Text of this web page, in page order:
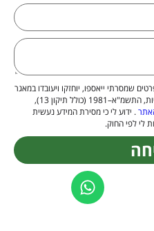
שמסרתי ייאספו, יוחזקו ויעובדו במאגר
מידע בהתאם להוראות חוק הגנת הפרטיות, התשמ"א–1981 (כולל תיקון 13),
. ידוע לי כי מסירת המידע נעשית
לי לפי החוק.